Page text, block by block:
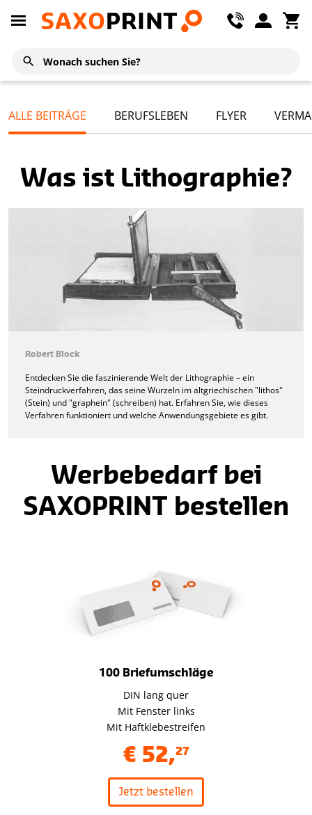
ALLE BEITRÄGE BERUFSLEBEN FLYER
Was ist Lithographie?
Robert Block
Entdecken Sie die faszinierende Welt der Lithographie – ein
Steindruckverfahren, das seine Wurzeln im altgriechischen "lithos"
(Stein) und "graphein" (schreiben) hat. Erfahren Sie, wie dieses
Verfahren funktioniert und welche Anwendungsgebiete es gibt.
Werbebedarf bei
SAXOPRINT bestellen
100 Briefumschläge
DIN lang quer
Mit Fenster links
Mit Haftklebestreifen
€ 52,27
Jetzt bestellen